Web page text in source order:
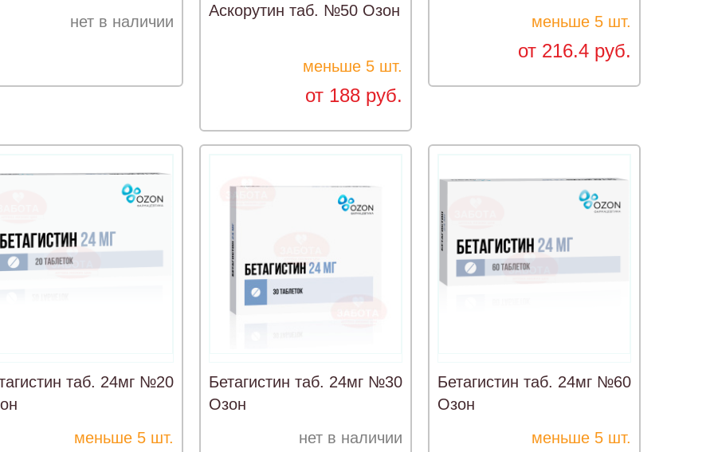
нет в наличии
Аскорутин таб. №50 Озон
меньше 5 шт.
от 188 руб.
меньше 5 шт.
от 216.4 руб.
таб. 24мг №20
меньше 5 шт.
Бетагистин таб. 24мг №30
Озон
нет в наличии
Бетагистин таб. 24мг №60
Озон
меньше 5 шт.